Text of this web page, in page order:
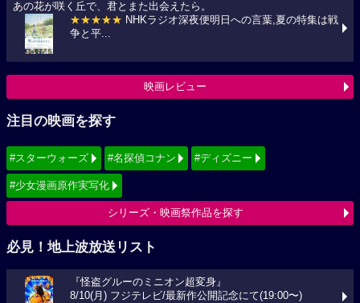
あの花が咲く丘で、君とまた出会えたら。
★★★★★ NHKラジオ深夜便明日への言葉,夏の特集は戦
争と平...
映画レビュー
注目の映画を探す
#スターウォーズ #名探偵コナン #ディズニー
#少女漫画原作実写化
シリーズ・映画祭作品を探す
必見！地上波放送リスト
『怪盗グルーのミニオン超変身』
8/10(月) フジテレビ/最新作公開記念にて(19:00〜)